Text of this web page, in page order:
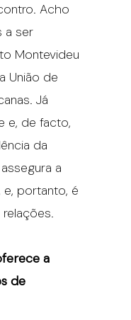
Acho
a ser
Montevideu
União de
Já
e, de facto,
da
a
portanto, é
a
de